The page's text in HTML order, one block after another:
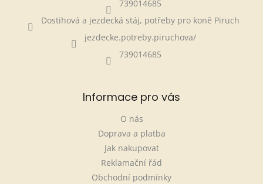
739014685
Dostihová a jezdecká stáj, potřeby pro koně Piruch
jezdecke.potreby.piruchova/
739014685
Informace pro vás
O nás
Doprava a platba
Jak nakupovat
Reklamační řád
Obchodní podmínky